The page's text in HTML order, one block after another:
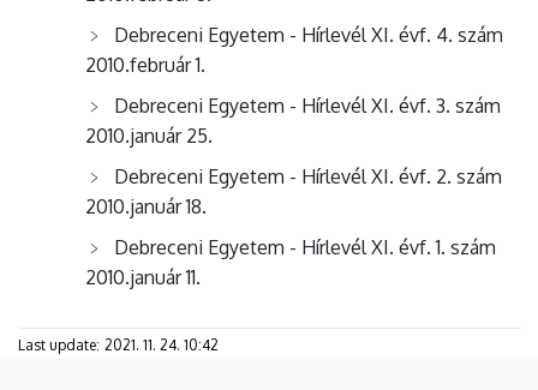
Debreceni Egyetem - Hírlevél XI. évf. 4. szám
2010.február 1.
Debreceni Egyetem - Hírlevél XI. évf. 3. szám
2010.január 25.
Debreceni Egyetem - Hírlevél XI. évf. 2. szám
2010.január 18.
Debreceni Egyetem - Hírlevél XI. évf. 1. szám
2010.január 11.
Last update: 2021. 11. 24. 10:42